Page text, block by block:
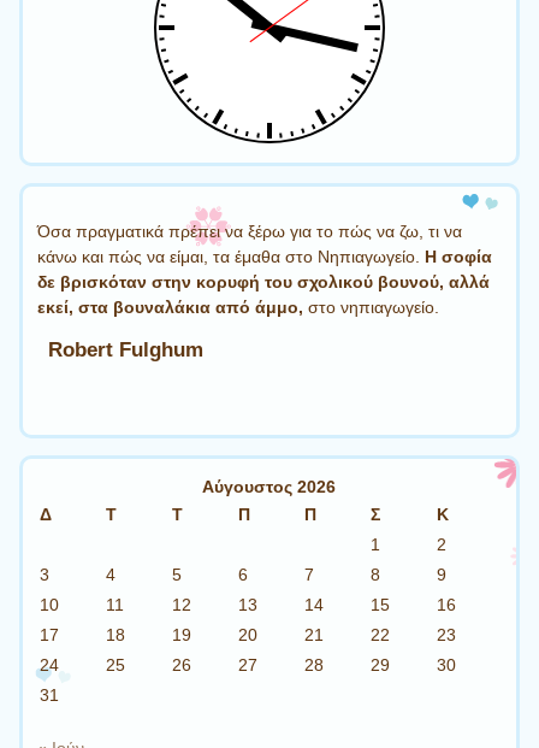
Όσα πραγματικά πρέπει να ξέρω για το πώς να ζω, τι να
κάνω και πώς να είμαι, τα έμαθα στο Νηπιαγωγείο. Η σοφία
δε βρισκόταν στην κορυφή του σχολικού βουνού, αλλά
εκεί, στα βουναλάκια από άμμο, στο νηπιαγωγείο.
Robert Fulghum
Αύγουστος 2026
Δ
Τ Τ Π Π Σ
Κ
1
2
3
4 5 6 7 8
9
10
11 12 13 14 15
16
17
18 19 20 21 22
23
24
25 26 27 28 29
30
31